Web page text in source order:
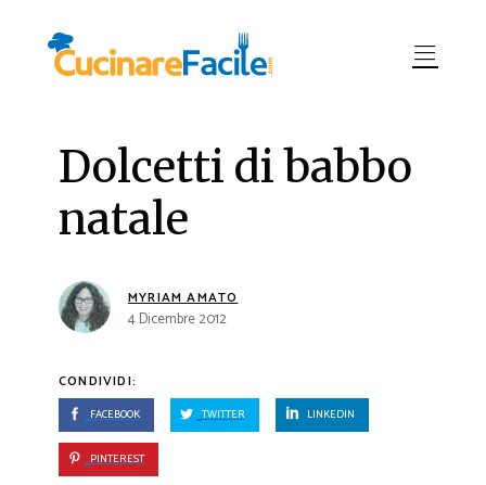
Dolcetti di babbo
natale
MYRIAM AMATO
4 Dicembre 2012
CONDIVIDI:
FACEBOOK TWITTER LINKEDIN
PINTEREST